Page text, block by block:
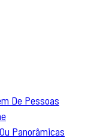
De Pessoas
Panorâmicas